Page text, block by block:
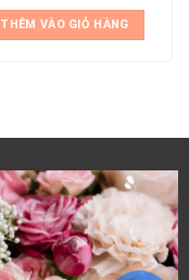
THÊM VÀO GIỎ HÀNG